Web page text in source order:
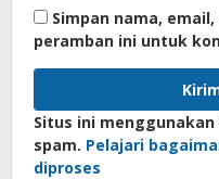
Simpan nama,
peramban ini untuk
Situs ini
spam. Pelajari
diproses